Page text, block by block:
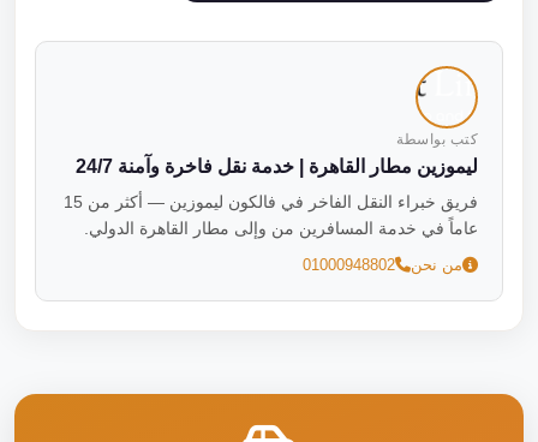
كتب بواسطة
ليموزين مطار القاهرة | خدمة نقل فاخرة وآمنة 24/7
فريق خبراء النقل الفاخر في فالكون ليموزين — أكثر من 15
عاماً في خدمة المسافرين من وإلى مطار القاهرة الدولي.
من نحن 01000948802